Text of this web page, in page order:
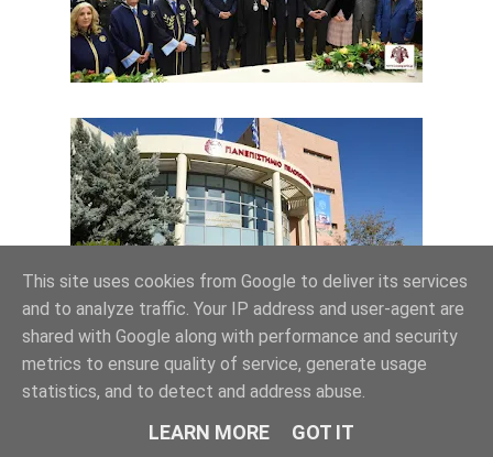
This site uses cookies from Google to deliver its services
and to analyze traffic. Your IP address and user-agent are
shared with Google along with performance and security
metrics to ensure quality of service, generate usage
statistics, and to detect and address abuse.
LEARN MORE GOT IT